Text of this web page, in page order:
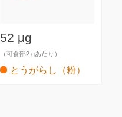
52 μg
（可食部2 gあたり）
とうがらし（粉）